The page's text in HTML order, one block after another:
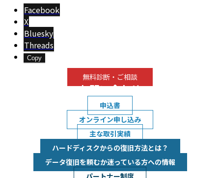
Facebook
X
Bluesky
Threads
Copy
無料診断・ご相談
お問い合わせ
申込書
オンライン申し込み
主な取引実績
ハードディスクからの復旧方法とは？
データ復旧を頼むか迷っている方への情報